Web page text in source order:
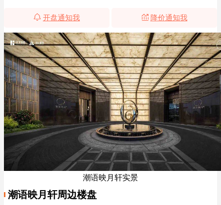
开盘通知我 降价通知我
潮语映月轩实景
潮语映月轩周边楼盘